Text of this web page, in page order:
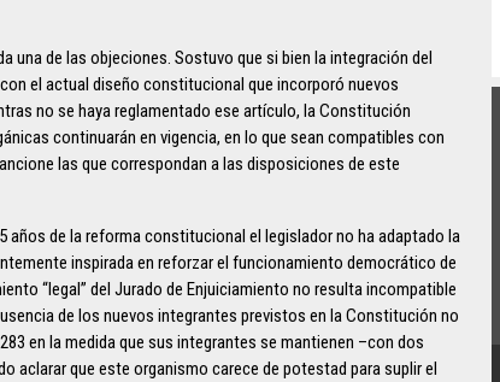
una de las objeciones. Sostuvo que si bien la integración del
el actual diseño constitucional que incorporó nuevos
no se haya reglamentado ese artículo, la Constitución
continuarán en vigencia, en lo que sean compatibles con
las que correspondan a las disposiciones de este
años de la reforma constitucional el legislador no ha adaptado la
inspirada en reforzar el funcionamiento democrático de
“legal” del Jurado de Enjuiciamiento no resulta incompatible
de los nuevos integrantes previstos en la Constitución no
en la medida que sus integrantes se mantienen –con dos
aclarar que este organismo carece de potestad para suplir el